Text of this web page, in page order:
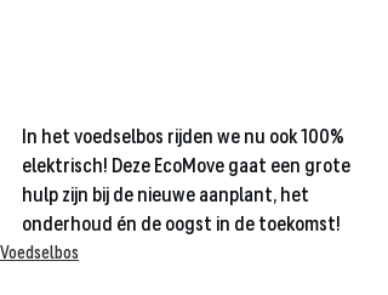
In het voedselbos rijden we nu ook 100%
elektrisch! Deze EcoMove gaat een grote
hulp zijn bij de nieuwe aanplant, het
onderhoud én de oogst in de toekomst!
Voedselbos